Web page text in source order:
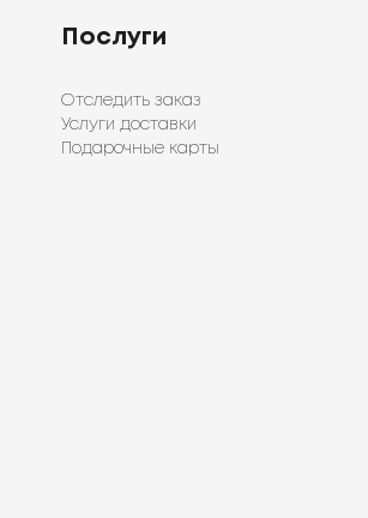
Послуги
Отследить заказ
Услуги доставки
Подарочные карты